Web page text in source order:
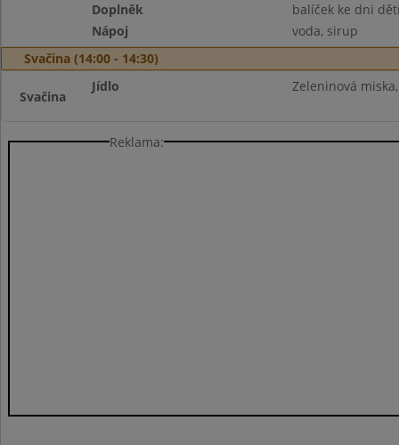
Doplněk
balíček ke dni
Nápoj
voda, sirup
Svačina (14:00 - 14:30)
Svačina
Jídlo Zeleninová
Reklama: